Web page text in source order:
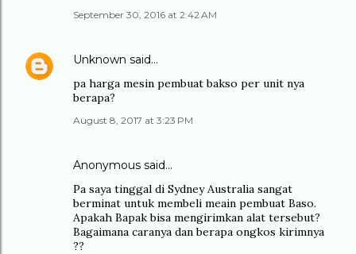
September 30, 2016 at 2:42 AM
Unknown said…
pa harga mesin pembuat bakso per unit nya
berapa?
August 8, 2017 at 3:23 PM
Anonymous said…
Pa saya tinggal di Sydney Australia sangat
berminat untuk membeli meain pembuat Baso.
Apakah Bapak bisa mengirimkan alat tersebut?
Bagaimana caranya dan berapa ongkos kirimnya
??